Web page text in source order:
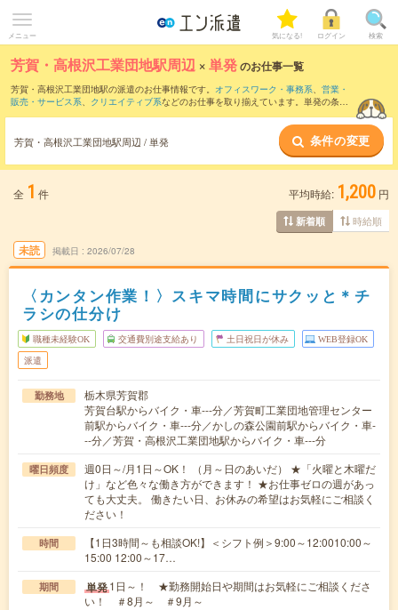
メニュー 気になる! ログイン 検索
芳賀・高根沢工業団地駅周辺 ×単発のお仕事一覧
芳賀・高根沢工業団地駅の派遣のお仕事情報です。 オフィスワーク・事務系、 営業・
販売・サービス系、 クリエイティブ系などのお仕事を取り揃えています。単発の条件
芳賀・高根沢工業団地駅周辺 / 単発 条件の変更
全 1 件 平均時給: 1,200 円
新着順 時給順
未読 掲載日 2026/07/28
〈カンタン作業！〉スキマ時間にサクッと＊チ
ラシの仕分け
職種未経験OK 交通費別途支給あり 土日祝日が休み WEB登録OK
派遣
勤務地
栃木県芳賀郡
芳賀台駅からバイク・車---分／芳賀町工業団地管理センター
前駅からバイク・車---分／かしの森公園前駅からバイク・車-
--分／芳賀・高根沢工業団地駅からバイク・車---分
曜日頻度
週0日～/月1日～OK！ （月～日のあいだ） ★「火曜と木曜だ
け」など色々な働き方ができます！ ★お仕事ゼロの週があっ
ても大丈夫。 働きたい日、お休みの希望はお気軽にご相談く
ださい！
時間
【1日3時間～も相談OK!】＜シフト例＞9:00～12:0010:00～
15:00 12:00～17…
期間 単発1日～！ ★勤務開始日や期間はお気軽にご相談くださ
い！ ＃8月～ ＃9月～